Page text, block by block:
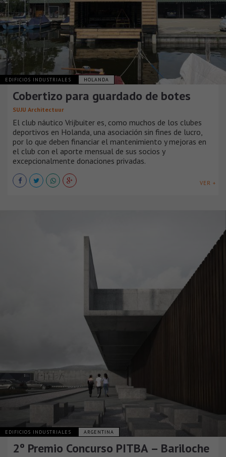
EDIFICIOS INDUSTRIALES HOLANDA
Cobertizo para guardado de botes
SUJU Architectuur
El club náutico Vrijbuiter es, como muchos de los clubes
deportivos en Holanda, una asociación sin fines de lucro,
por lo que deben financiar el mantenimiento y mejoras en
el club con el aporte mensual de sus socios y
excepcionalmente donaciones privadas.
VER +
EDIFICIOS INDUSTRIALES ARGENTINA
2º Premio Concurso PITBA – Bariloche